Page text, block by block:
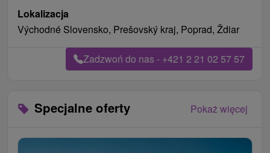
Lokalizacja
Východné Slovensko, Prešovský kraj, Poprad, Ždiar
Zadzwoń do nas - +421 2 21 02 57 57
Specjalne oferty Pokaż więcej